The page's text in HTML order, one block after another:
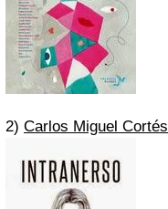
2) Carlos Miguel Cortés